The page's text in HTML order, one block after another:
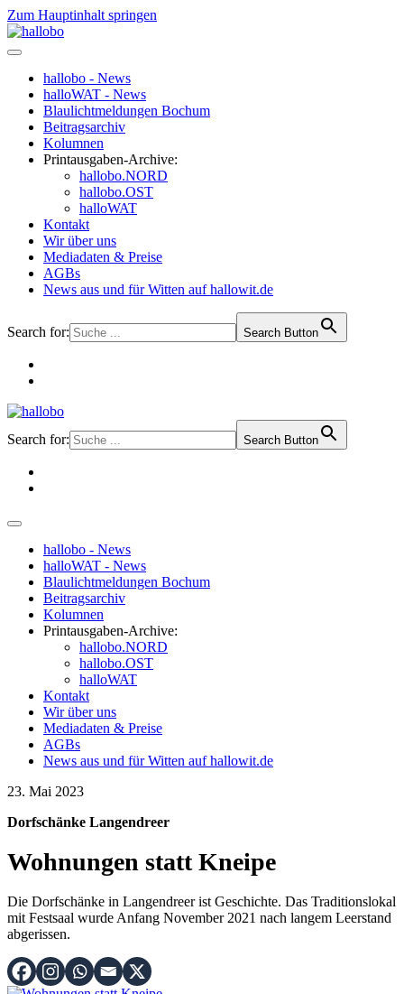
Zum Hauptinhalt springen
hallobo - News
halloWAT - News
Blaulichtmeldungen Bochum
Beitragsarchiv
Kolumnen
Printausgaben-Archive:
hallobo.NORD
hallobo.OST
halloWAT
Kontakt
Wir über uns
Mediadaten & Preise
AGBs
News aus und für Witten auf hallowit.de
Search for: Search Button
Search for: Search Button
hallobo - News
halloWAT - News
Blaulichtmeldungen Bochum
Beitragsarchiv
Kolumnen
Printausgaben-Archive:
hallobo.NORD
hallobo.OST
halloWAT
Kontakt
Wir über uns
Mediadaten & Preise
AGBs
News aus und für Witten auf hallowit.de
23. Mai 2023
Dorfschänke Langendreer
Wohnungen statt Kneipe
Die Dorfschänke in Langendreer ist Geschichte. Das Traditionslokal
mit Festsaal wurde Anfang November 2021 nach langem Leerstand
abgerissen.